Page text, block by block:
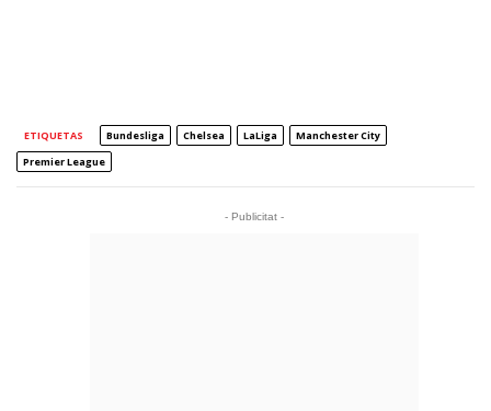
ETIQUETAS Bundesliga Chelsea LaLiga
Manchester City
Premier League
- Publicitat -